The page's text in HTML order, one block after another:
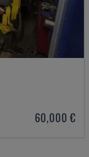
60,000 €